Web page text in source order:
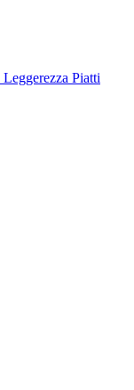
Leggerezza Piatti